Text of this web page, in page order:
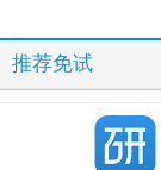
推荐免试